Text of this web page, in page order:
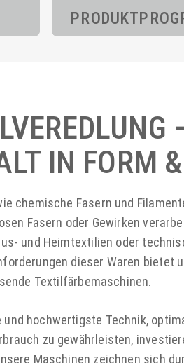
IN FORM
chemische Fasern und
Fasern oder Gewirken
und Heimtextilien oder
dieser Waren bietet
Textilfärbemaschinen.
und hochwertigste Technik,
zu gewährleisten,
Maschinen zeichnen sich